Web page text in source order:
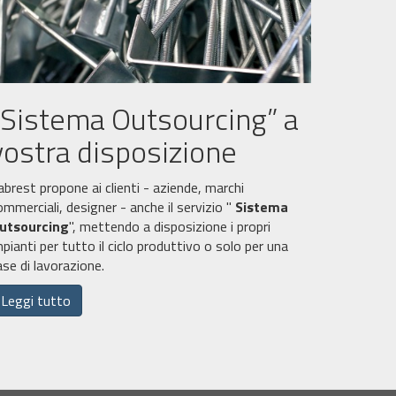
Outsourcing” a
disposizione
propone ai clienti - aziende, marchi
designer - anche il servizio " Sistema
", mettendo a disposizione i propri
per tutto il ciclo produttivo o solo per una
di lavorazione.
Leggi tutto